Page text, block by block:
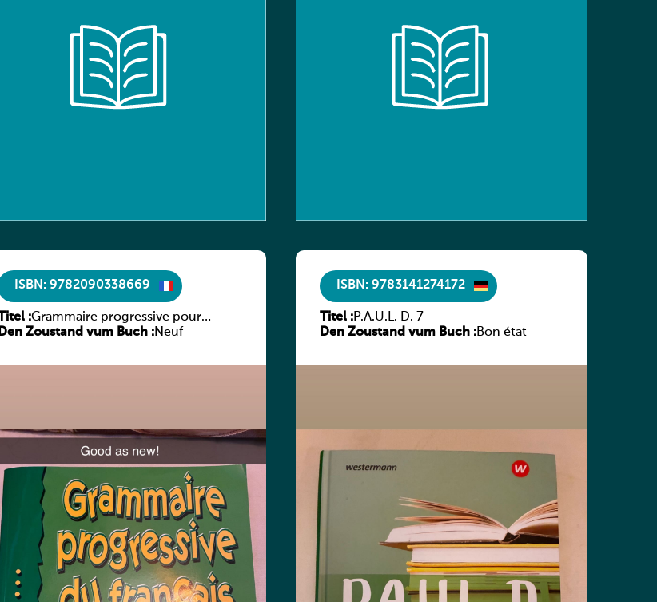
ISBN: 9782090338669
Titel :Grammaire progressive pour
adolescents – Niveau débutant
Den Zoustand vum Buch :Neuf
ISBN: 9783141274172
Titel :P.A.U.L. D. 7
Den Zoustand vum Buch :Bon état